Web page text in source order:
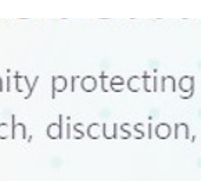
리움은 훨씬 더 최근에 개발된 가상화폐로,
. 그러나, 대부분은 비트코인의 성능을 향
향상 또는 거래의 보안 또는 익명성 향상)
은 비트코인보다 확실히 빠릅니다. 일반적